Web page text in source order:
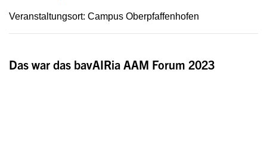
Veranstaltungsort: Campus Oberpfaffenhofen
Das war das bavAIRia AAM Forum 2023